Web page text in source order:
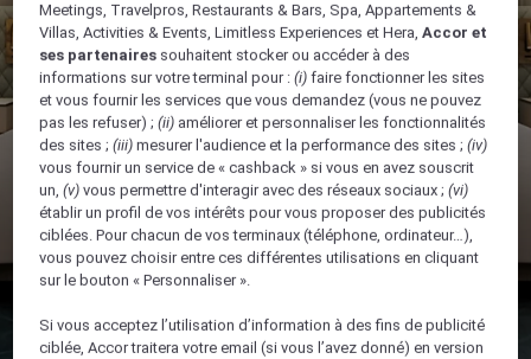
Meetings, Travelpros, Restaurants & Bars, Spa, Appartements &
Villas, Activities & Events, Limitless Experiences et Hera,Accor et
ses partenaires souhaitent stocker ou accéder à des
informations sur votre terminal pour :(i) faire fonctionner les sites
et vous fournir les services que vous demandez (vous ne pouvez
pas les refuser) ;(ii) améliorer et personnaliser les fonctionnalités
des sites ;(iii) mesurer l'audience et la performance des sites ;(iv)
vous fournir un service de « cashback » si vous en avez souscrit
un,(v) vous permettre d'interagir avec des réseaux sociaux ;(vi)
établir un profil de vos intérêts pour vous proposer des publicités
ciblées. Pour chacun de vos terminaux (téléphone, ordinateur…),
vous pouvez choisir entre ces différentes utilisations en cliquant
sur le bouton « Personnaliser ».
Si vous acceptez l’utilisation d’information à des fins de publicité
ciblée, Accor traitera votre email (si vous l’avez donné) en version